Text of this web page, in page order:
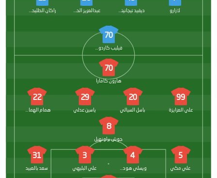
لازارو ديفيد تيجانيتش عبدالعزيز الحرابي راكان الطليحي
70
فيليب كاردوسو
70
هارون كامارا
99
علي العزايزة
20
باسل السيالي
29
ياسين عدلي
22
همام الهمامي
8
جوش براونهيل
5
علي مكي
4
ويسلي هوديت
3
علي البليهي
31
سعد بالعبيد